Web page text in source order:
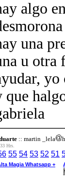
algo
una
u otra
yo
que
:: martin _lela
Hrs.
55 54 53 52 51
Magia Whatsapp +